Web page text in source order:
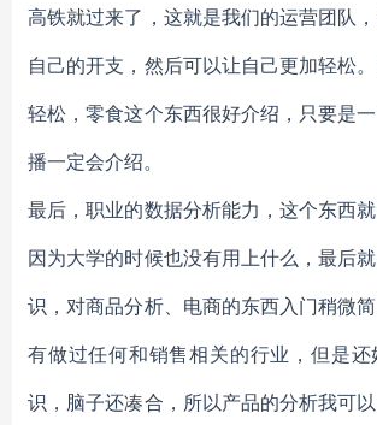
高铁就过来了，这就是我们的运营团队
自己的开支，然后可以让自己更加轻松
轻松，零食这个东西很好介绍，只要是
播一定会介绍。
最后，职业的数据分析能力，这个东西
因为大学的时候也没有用上什么，最后
识，对商品分析、电商的东西入门稍微
有做过任何和销售相关的行业，但是还
识，脑子还凑合，所以产品的分析我可